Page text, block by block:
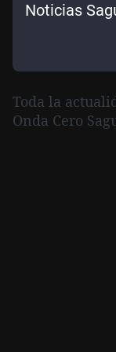
Noticias
Toda la
Onda Cero